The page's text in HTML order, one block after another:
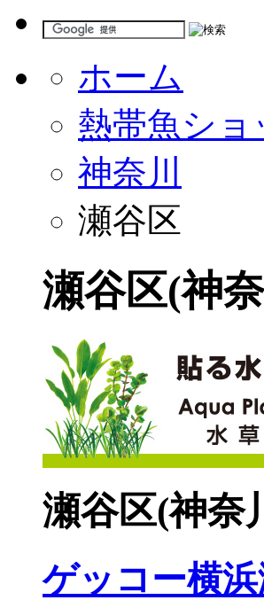
ホーム
熱帯魚ショ
神奈川
瀬谷区
瀬谷区(神
瀬谷区(神奈
ゲッコー横